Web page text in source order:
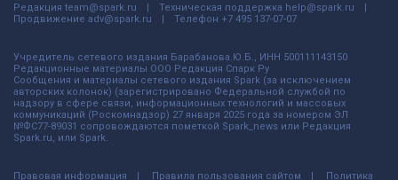
Редакция team@spark.ru Техническая поддержка help@spark.ru
Продвижение adv@spark.ru Телефон +7 495 137-07-07
Учредитель сетевого издания Барабанова.Ю.Б., ИНН 500111143150
Редакционные материалы ООО Редакция Спарк Ру
Сообщения и материалы сетевого издания Spark (за исключением
авторских колонок) (зарегистрировано Федеральной службой по
надзору в сфере связи, информационных технологий и массовых
коммуникаций (Роскомнадзор) 27 января 2025 года за номером ЭЛ
№ФС77-89031 сопровождаются пометкой Spark_news или Редакция
Spark.ru, или Spark.
Правовая информация Правила пользования сайтом
Политика